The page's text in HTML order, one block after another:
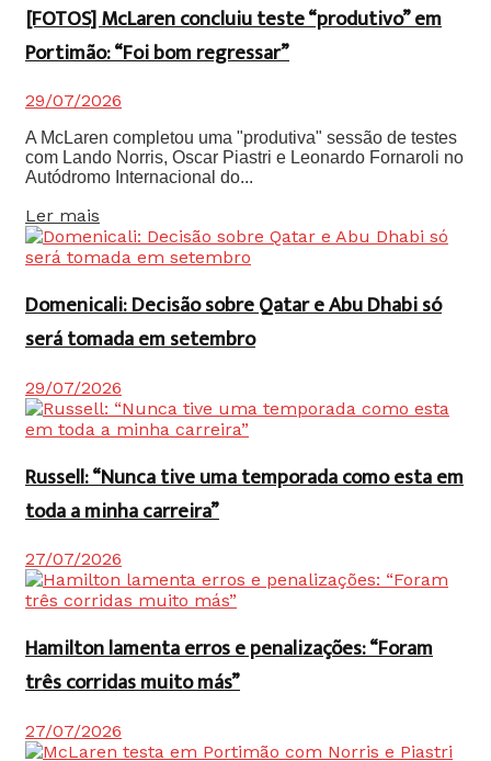
[FOTOS] McLaren concluiu teste “produtivo” em
Portimão: “Foi bom regressar”
29/07/2026
A McLaren completou uma "produtiva" sessão de testes
com Lando Norris, Oscar Piastri e Leonardo Fornaroli no
Autódromo Internacional do...
Ler mais
Domenicali: Decisão sobre Qatar e Abu Dhabi só
será tomada em setembro
29/07/2026
Russell: “Nunca tive uma temporada como esta em
toda a minha carreira”
27/07/2026
Hamilton lamenta erros e penalizações: “Foram
três corridas muito más”
27/07/2026